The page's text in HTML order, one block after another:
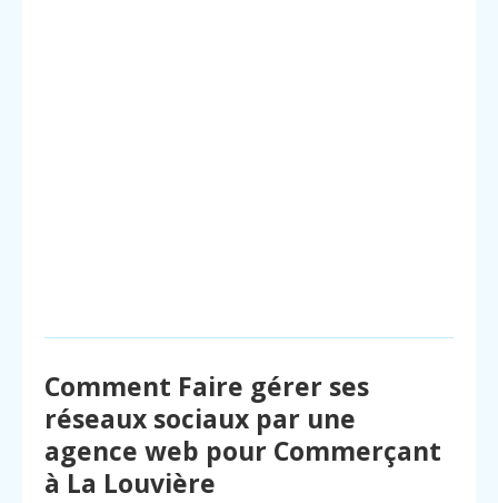
Comment Faire gérer ses
réseaux sociaux par une
agence web pour Commerçant
à La Louvière